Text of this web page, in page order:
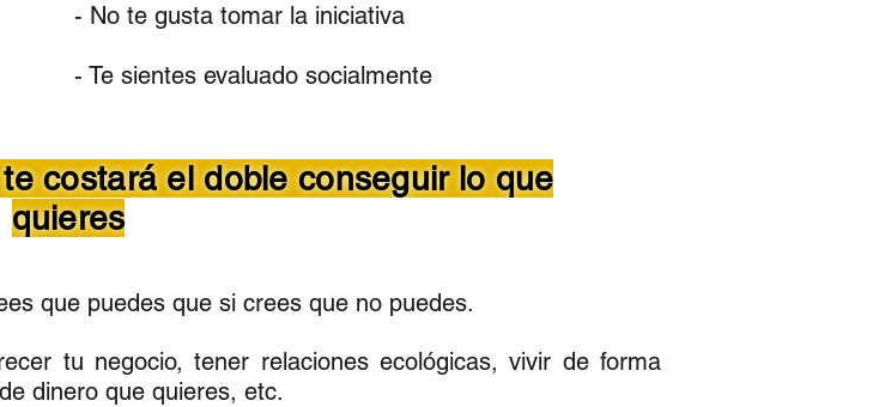
- No te gusta tomar la iniciativa
- Te sientes evaluado socialmente
costará el doble conseguir lo que
quieres
que puedes que si crees que no puedes.
tu negocio, tener relaciones ecológicas, vivir de forma
dinero que quieres, etc.